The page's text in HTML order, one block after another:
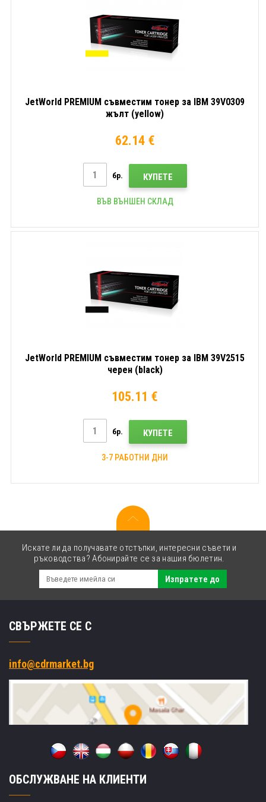
JetWorld PREMIUM съвместим тонер за IBM 39V0309
жълт (yellow)
62.14 €
бр. КУПЕТЕ
ВЪВ ВЪНШЕН СКЛАД
JetWorld PREMIUM съвместим тонер за IBM 39V2515
черен (black)
105.11 €
бр. КУПЕТЕ
3-7 РАБОТНИ ДНИ
Искате ли да получавате отстъпки, интересни съвети и
ръководства? Абонирайте се за нашия бюлетин.
Изпратете до
СВЪРЖЕТЕ СЕ С
info@cdrmarket.bg
ОБСЛУЖВАНЕ НА КЛИЕНТИ